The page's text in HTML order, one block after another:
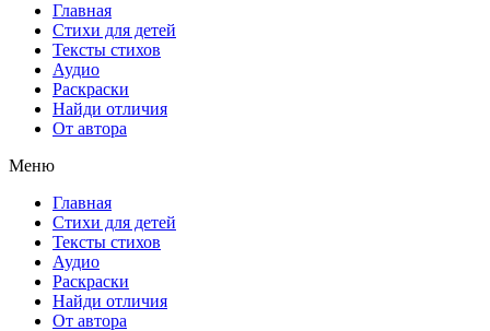
Главная
Стихи для детей
Тексты стихов
Аудио
Раскраски
Найди отличия
От автора
Меню
Главная
Стихи для детей
Тексты стихов
Аудио
Раскраски
Найди отличия
От автора